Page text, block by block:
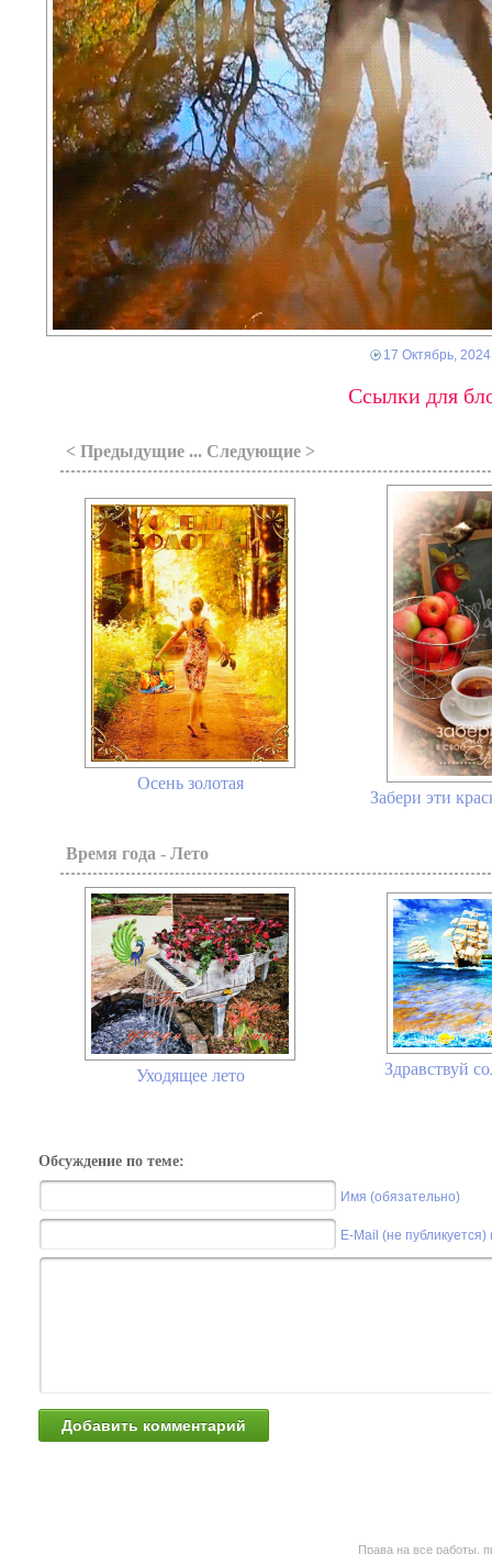
17 Октябрь, 2024
Ссылки для
< Предыдущие ... Следующие >
Осень золотая
Забери эти
Время года - Лето
Уходящее лето Здравствуй
Обсуждение по теме:
Имя (обязательно)
E-Mail (не
Права на все работы,